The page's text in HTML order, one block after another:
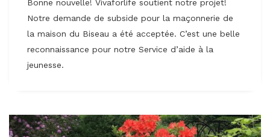
Bonne nouvelle! Vivaforlife soutient notre projet!
Notre demande de subside pour la maçonnerie de
la maison du Biseau a été acceptée. C’est une belle
reconnaissance pour notre Service d’aide à la
jeunesse.